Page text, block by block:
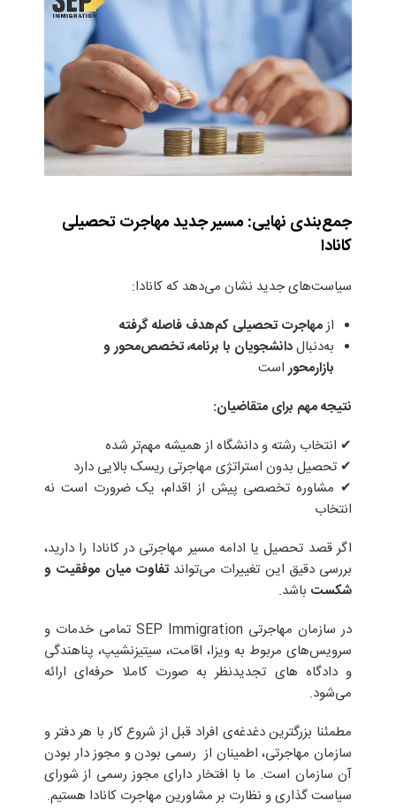
جمع‌بندی نهایی: مسیر جدید مهاجرت تحصیلی
کانادا
سیاست‌های جدید نشان می‌دهد که کانادا:
ازمهاجرت تحصیلی کم‌هدف فاصله گرفته
به‌دنبالدانشجویان با برنامه، تخصص‌محور و
بازارمحور است
نتیجه مهم برای متقاضیان:
✔ انتخاب رشته و دانشگاه از همیشه مهم‌تر شده
✔ تحصیل بدون استراتژی مهاجرتی ریسک بالایی دارد
✔ مشاوره تخصصی پیش از اقدام، یک ضرورت است نه
انتخاب
اگر قصد تحصیل یا ادامه مسیر مهاجرتی در کانادا را دارید،
بررسی دقیق این تغییرات می‌تواندتفاوت میان موفقیت و
شکست باشد.
در سازمان مهاجرتی SEP Immigration تمامی خدمات و
سرویس‌های مربوط به ویزا، اقامت، سیتیزنشیپ، پناهندگی
و دادگاه های تجدیدنظر به صورت کاملا حرفه‌ای ارائه
می‌شود.
مطمئنا بزرگترین دغدغه‌ی افراد قبل از شروع کار با هر دفتر و
سازمان مهاجرتی، اطمینان از رسمی بودن و مجوز دار بودن
آن سازمان است. ما با افتخار دارای مجوز رسمی از شورای
سیاست گذاری و نظارت بر مشاورین مهاجرت کانادا هستیم.